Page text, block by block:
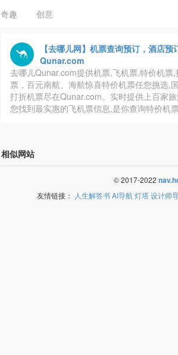
奇趣 创意
【去哪儿网】机票查询预订，酒店
Qunar.com
去哪儿Qunar.com提供机票,飞机票,特价机
票，百元南航、海航惊喜特价机票任您挑选,
打折机票尽在Qunar.com。实时提供上百家
您找到最实惠的飞机票信息,是你查询特价机
相似网站
© 2017-2022
友情链接： 人生解答书AI导航灯塔设计师